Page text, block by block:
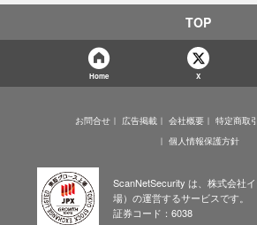
TOP
Home X
お問合せ 広告掲載 会社概要
特定商取
個人情報保護方針
ScanNetSecurity は、株式会社
場）の運営するサービスです。
証券コード：6038